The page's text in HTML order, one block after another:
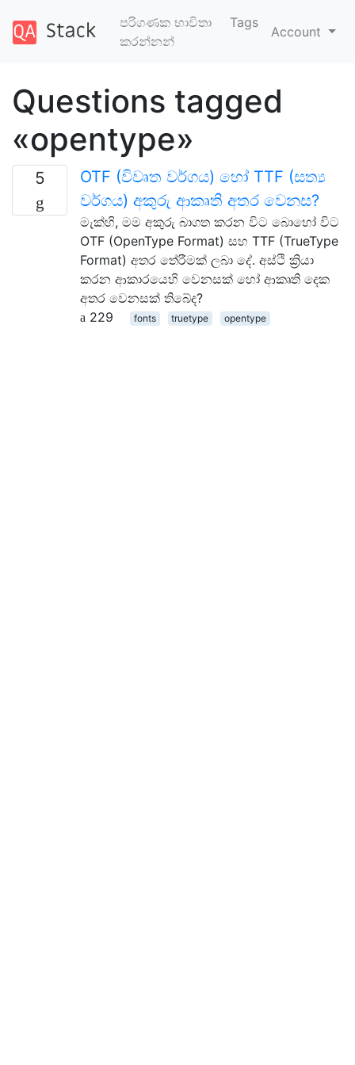
පරිගණක භාවිතා
කරන්නන්
Tags
Account
Questions tagged
«opentype»
5
OTF (විවෘත වර්ගය) හෝ TTF (සත්‍ය
වර්ගය) අකුරු ආකෘති අතර වෙනස?
මැක්හි, මම අකුරු බාගත කරන විට බොහෝ විට
OTF (OpenType Format) සහ TTF (TrueType
Format) අතර තේරීමක් ලබා දේ. අස්ථි ක්‍රියා
කරන ආකාරයෙහි වෙනසක් හෝ ආකෘති දෙක
අතර වෙනසක් තිබේද?
229
fonts truetype opentype